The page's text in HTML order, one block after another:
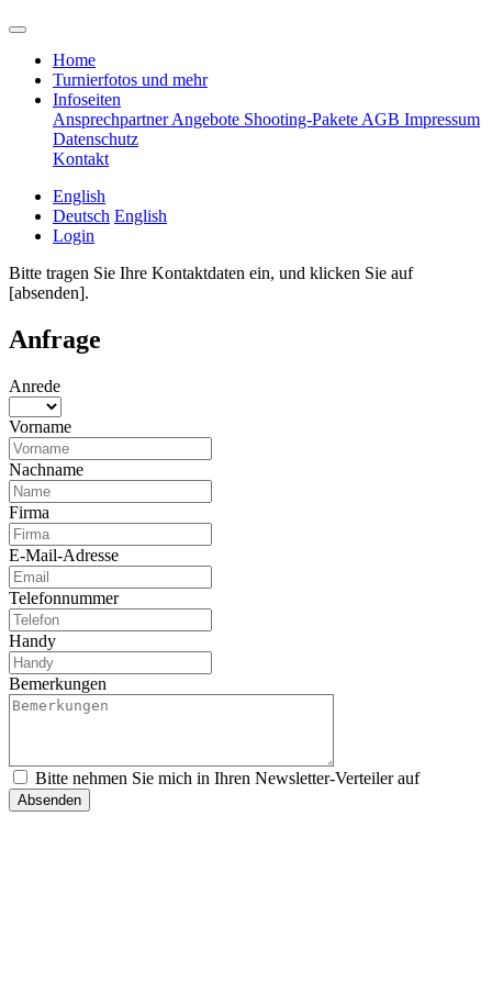
Home
Turnierfotos und mehr
Infoseiten
AnsprechpartnerAngebote Shooting-Pakete AGB Impressum
Datenschutz
Kontakt
English
Deutsch English
Login
Bitte tragen Sie Ihre Kontaktdaten ein, und klicken Sie auf
[absenden].
Anfrage
Anrede
Vorname
Nachname
Firma
E-Mail-Adresse
Telefonnummer
Handy
Bemerkungen
Bitte nehmen Sie mich in Ihren Newsletter-Verteiler auf
Absenden